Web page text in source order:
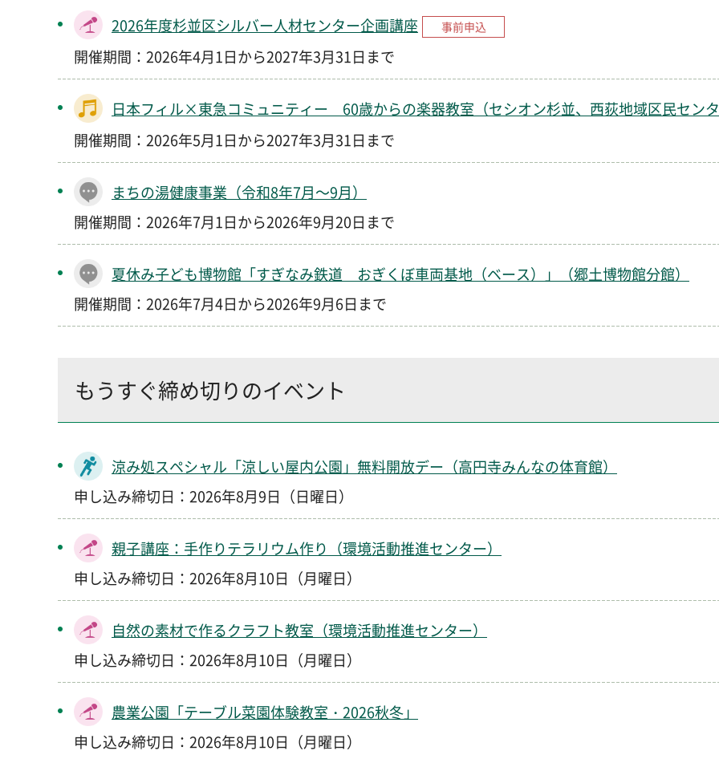
2026年度杉並区シルバー人材センター企画講座 事前申込
開催期間：2026年4月1日から2027年3月31日まで
日本フィル×東急コミュニティー 60歳からの楽器教室（セシオン杉並、西荻地域区民センタ
開催期間：2026年5月1日から2027年3月31日まで
まちの湯健康事業（令和8年7月～9月）
開催期間：2026年7月1日から2026年9月20日まで
夏休み子ども博物館「すぎなみ鉄道 おぎくぼ車両基地（ベース）」（郷土博物館分館）
開催期間：2026年7月4日から2026年9月6日まで
もうすぐ締め切りのイベント
涼み処スペシャル「涼しい屋内公園」無料開放デー（高円寺みんなの体育館）
申し込み締切日：2026年8月9日（日曜日）
親子講座：手作りテラリウム作り（環境活動推進センター）
申し込み締切日：2026年8月10日（月曜日）
自然の素材で作るクラフト教室（環境活動推進センター）
申し込み締切日：2026年8月10日（月曜日）
農業公園「テーブル菜園体験教室・2026秋冬」
申し込み締切日：2026年8月10日（月曜日）